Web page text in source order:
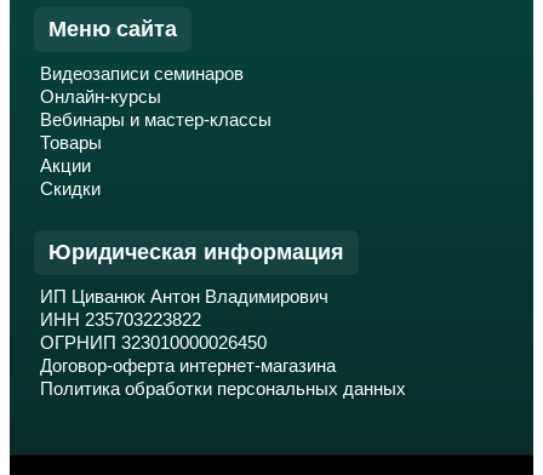
Меню сайта
Видеозаписи семинаров
Онлайн-курсы
Вебинары и мастер-классы
Товары
Акции
Скидки
Юридическая информация
ИП Циванюк Антон Владимирович
ИНН 235703223822
ОГРНИП 323010000026450
Договор-оферта интернет-магазина
Политика обработки персональных данных